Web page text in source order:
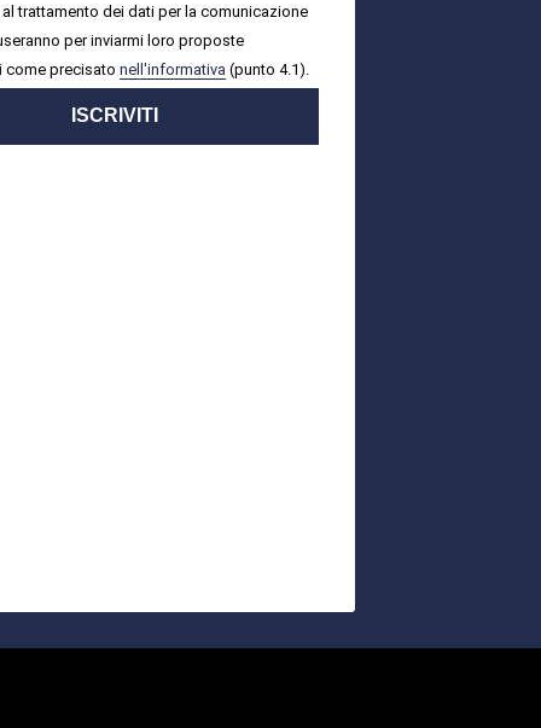
trattamento dei dati per la comunicazione
per inviarmi loro proposte
come precisato nell'informativa (punto 4.1).
ISCRIVITI